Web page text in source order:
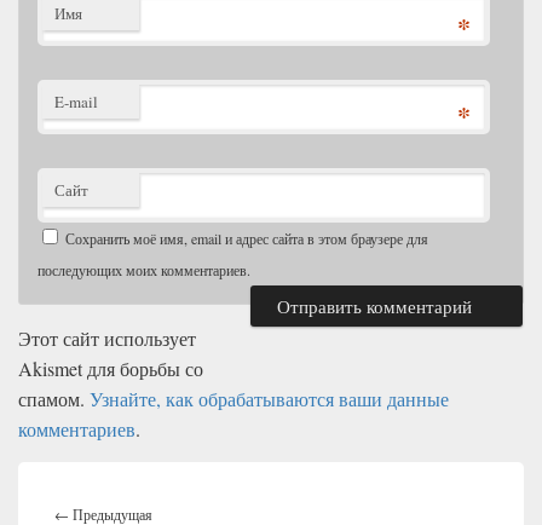
Имя *
E-mail *
Сайт
Сохранить моё имя, email и адрес сайта в этом браузере для
последующих моих комментариев.
Этот сайт использует
Akismet для борьбы со
спамом. Узнайте, как обрабатываются ваши данные
комментариев.
по
← Предыдущая